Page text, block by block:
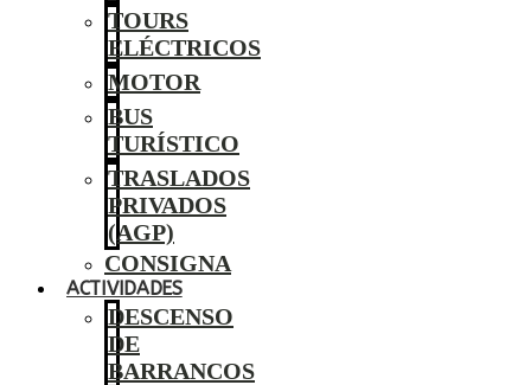
TOURS
ELÉCTRICOS
MOTOR
BUS
TURÍSTICO
TRASLADOS
PRIVADOS
(AGP)
CONSIGNA
ACTIVIDADES
DESCENSO
DE
BARRANCOS